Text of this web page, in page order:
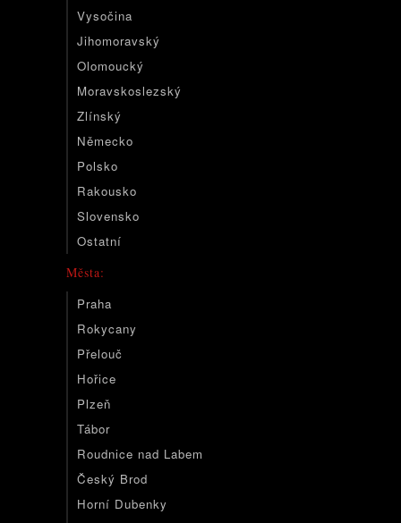
Vysočina
Jihomoravský
Olomoucký
Moravskoslezský
Zlínský
Německo
Polsko
Rakousko
Slovensko
Ostatní
Města:
Praha
Rokycany
Přelouč
Hořice
Plzeň
Tábor
Roudnice nad Labem
Český Brod
Horní Dubenky